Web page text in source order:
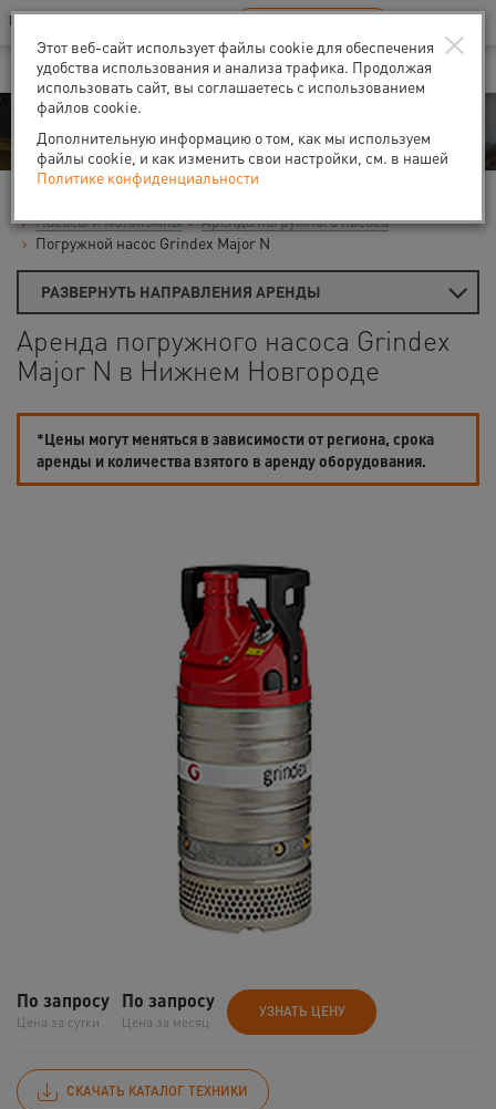
Ваш город:Нижний Новгород
В Вашем регионе нет наших офисов RU EN
Аренда
Насосы и мотопомпы
Аренда погружного насоса
Погружной насос Grindex Major N
РАЗВЕРНУТЬ НАПРАВЛЕНИЯ АРЕНДЫ
Аренда погружного насоса Grindex
Major N в Нижнем Новгороде
*Цены могут меняться в зависимости от региона, срока
аренды и количества взятого в аренду оборудования.
По запросу
Цена за сутки
По запросу
Цена за месяц
УЗНАТЬ ЦЕНУ
СКАЧАТЬ КАТАЛОГ ТЕХНИКИ
×
Этот веб-сайт использует файлы cookie для обеспечения
удобства использования и анализа трафика. Продолжая
использовать сайт, вы соглашаетесь с использованием
файлов cookie.
Дополнительную информацию о том, как мы используем
файлы cookie, и как изменить свои настройки, см. в нашей
Политике конфиденциальности